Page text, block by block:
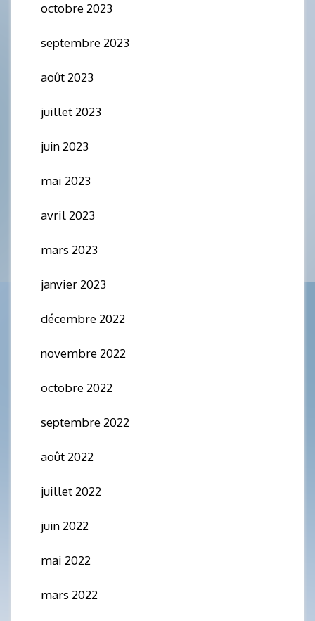
octobre 2023
septembre 2023
août 2023
juillet 2023
juin 2023
mai 2023
avril 2023
mars 2023
janvier 2023
décembre 2022
novembre 2022
octobre 2022
septembre 2022
août 2022
juillet 2022
juin 2022
mai 2022
mars 2022